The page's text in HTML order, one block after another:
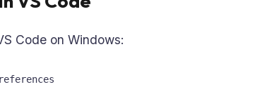
Code on Windows: